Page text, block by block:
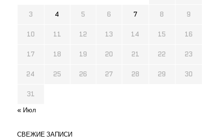
3 4 5 6 7 8 9
10 11 12 13 14 15 16
17 18 19 20 21 22 23
24 25 26 27 28 29 30
31
« Июл
СВЕЖИЕ ЗАПИСИ